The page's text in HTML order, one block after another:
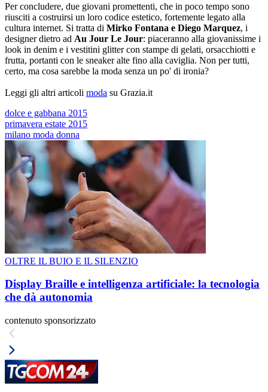
Per concludere, due giovani promettenti, che in poco tempo sono
riusciti a costruirsi un loro codice estetico, fortemente legato alla
cultura internet. Si tratta di Mirko Fontana e Diego Marquez, i
designer dietro ad Au Jour Le Jour: piaceranno alla giovanissime i
look in denim e i vestitini glitter con stampe di gelati, orsacchiotti e
frutta, portanti con le sneaker alte fino alla caviglia. Non per tutti,
certo, ma cosa sarebbe la moda senza un po' di ironia?
Leggi gli altri articoli moda su Grazia.it
dolce e gabbana 2015
primavera estate 2015
milano moda donna
OLTRE IL BUIO E IL SILENZIO
Display Braille e intelligenza artificiale: la tecnologia
che dà autonomia
contenuto sponsorizzato